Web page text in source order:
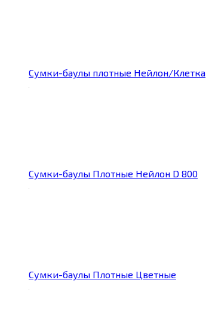
Сумки-баулы плотные Нейлон/Клетка
Сумки-баулы Плотные Нейлон D 800
Сумки-баулы Плотные Цветные